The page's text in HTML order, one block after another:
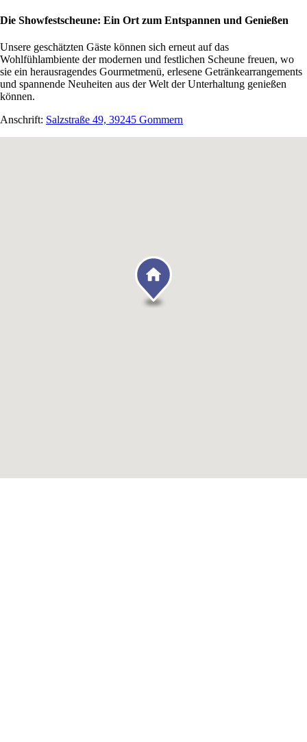
Die Showfestscheune: Ein Ort zum Entspannen und Genießen
Unsere geschätzten Gäste können sich erneut auf das
Wohlfühlambiente der modernen und festlichen Scheune freuen, wo
sie ein herausragendes Gourmetmenü, erlesene Getränkearrangements
und spannende Neuheiten aus der Welt der Unterhaltung genießen
können.
Anschrift: Salzstraße 49, 39245 Gommern